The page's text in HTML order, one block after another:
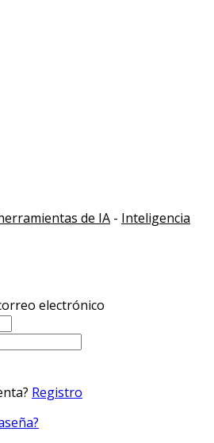
de IA - Inteligencia
electrónico
Registro